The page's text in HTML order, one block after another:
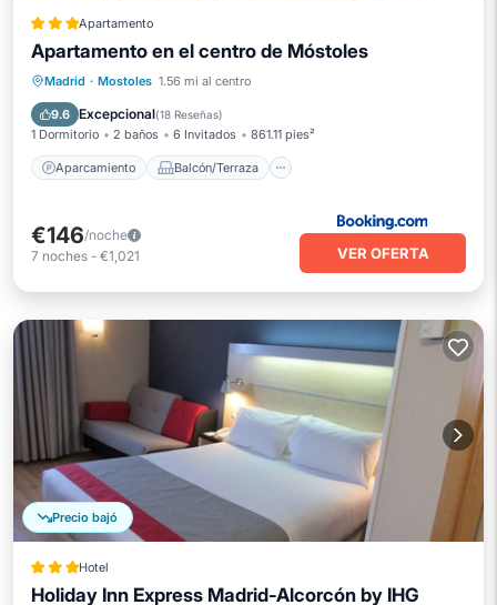
Apartamento
Apartamento en el centro de Móstoles
Madrid · Mostoles 1.56 mi al centro
9.6 Excepcional(18 Reseñas)
1 Dormitorio 2 baños 6 Invitados 861.11 pies²
Aparcamiento Balcón/Terraza
Aparcamiento
Balcón/Terraza
Aire acondicionado
€146/noche
7 noches - €1,021 VER OFERTA
Precio bajó
Hotel
Holiday Inn Express Madrid-Alcorcón by IHG